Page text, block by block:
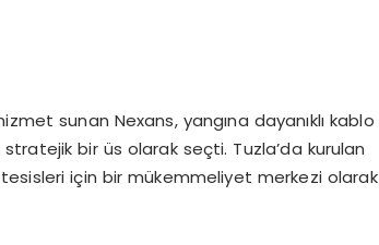
sunan Nexans, yangına dayanıklı kablo
bir üs olarak seçti. Tuzla’da kurulan
için bir mükemmeliyet merkezi olarak